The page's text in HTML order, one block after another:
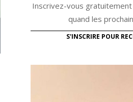
Inscrivez-vous
quand les
S'INSCRIRE POUR